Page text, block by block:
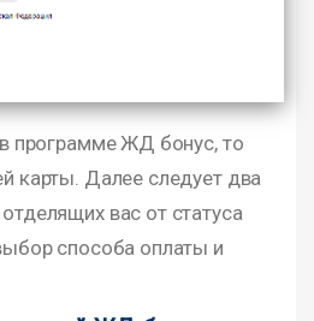
программе ЖД бонус, то
карты. Далее следует два
вас от статуса
способа оплаты и